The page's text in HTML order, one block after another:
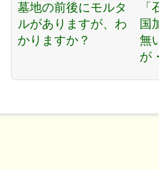
墓地の前後にモルタ
ルがありますが、わ
かりますか？
国
無
が